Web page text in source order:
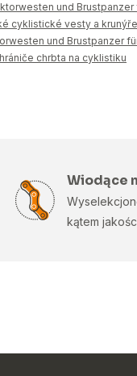
und Brustpanzer
cyklistické vesty a krunýře
und Brustpanzer
chrbta na cyklistiku
Wiodące
kątem